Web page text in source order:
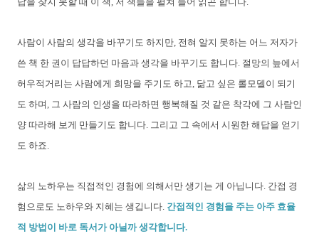
사람이 사람의 생각을 바꾸기도 하지만, 전혀 알지 못하는 어느 저자가
쓴 책 한 권이 답답하던 마음과 생각을 바꾸기도 합니다. 절망의 늪에서
허우적거리는 사람에게 희망을 주기도 하고, 닮고 싶은 롤모델이 되기
도 하며, 그 사람의 인생을 따라하면 행복해질 것 같은 착각에 그 사람인
양 따라해 보게 만들기도 합니다. 그리고 그 속에서 시원한 해답을 얻기
도 하죠.
삶의 노하우는 직접적인 경험에 의해서만 생기는 게 아닙니다. 간접 경
험으로도 노하우와 지혜는 생깁니다. 간접적인 경험을 주는 아주 효율
적 방법이 바로 독서가 아닐까 생각합니다.